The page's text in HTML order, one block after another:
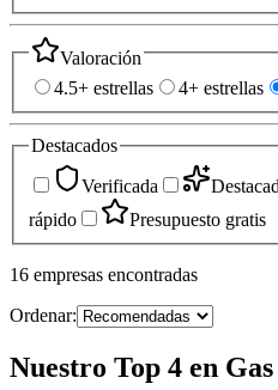
Valoración
4.5+ estrellas
4+ estrellas
Destacados
Verificada
rápido
Presupuesto gratis
16 empresas encontradas
Ordenar:
Nuestro Top 4 en